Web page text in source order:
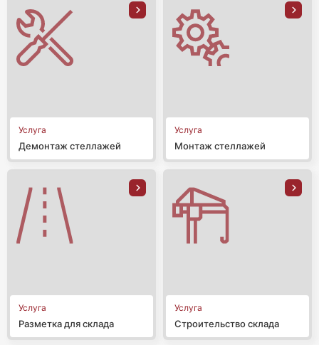
Услуга
Демонтаж стеллажей
Услуга
Монтаж стеллажей
Услуга
Разметка для склада
Услуга
Строительство склада